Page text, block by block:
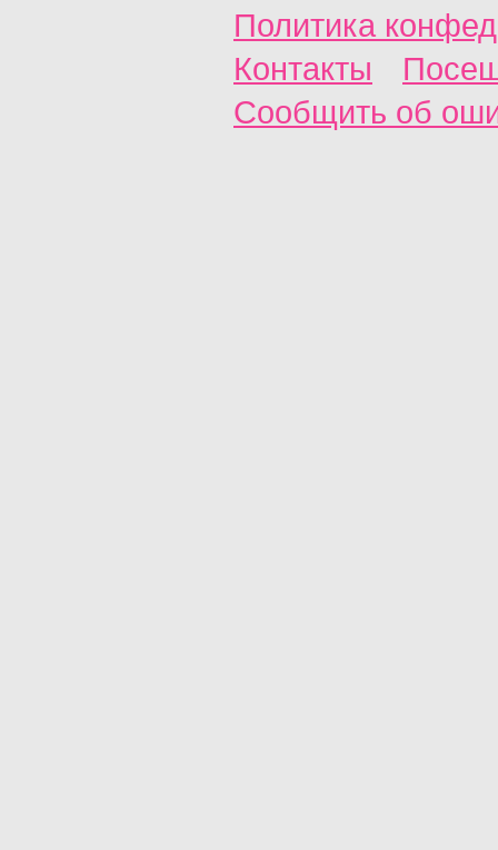
Политика
Контакты
Сообщить об